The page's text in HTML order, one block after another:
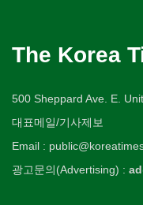
The Korea
500 Sheppard Ave. E.
대표메일/기사제보
Email :
광고문의(Advertising) :